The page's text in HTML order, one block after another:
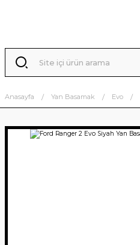
Anasayfa Yan Basamak Evo